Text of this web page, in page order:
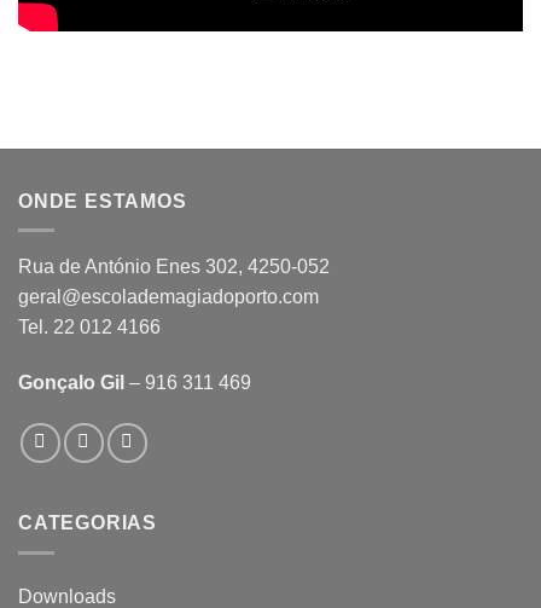
ONDE ESTAMOS
Rua de António Enes 302, 4250-052
geral@escolademagiadoporto.com
Tel. 22 012 4166
Gonçalo Gil – 916 311 469
CATEGORIAS
Downloads